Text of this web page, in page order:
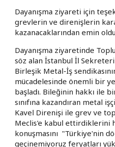
Dayanışma ziyareti için
grevlerin ve direnişlerin
kazanacaklarından emin
Dayanışma ziyaretinde
söz alan İstanbul İl Sekreteri
Birleşik Metal-İş
mücadelesinde önemli bir
başladı. Bileğinin hakkı ile
sınıfına kazandıran metal
Kavel Direnişi ile grev ve
Meclis'e kabul ettirdiklerini
konuşmasını "Türkiye'nin
geçinemiyoruz feryatları